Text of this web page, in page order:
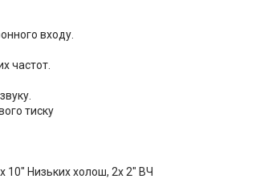
входу.
частот.
тиску
10" Низьких холош, 2x 2" ВЧ